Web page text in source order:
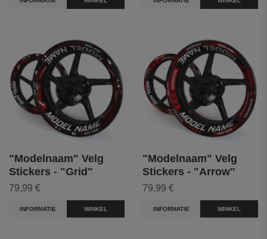
"Modelnaam" Velg
Stickers - "Grid"
79,99 €
INFORMATIE WINKEL
"Modelnaam" Velg
Stickers - "Arrow"
79,99 €
INFORMATIE WINKEL